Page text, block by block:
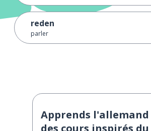
reden
parler
Apprends l'allemand
des cours inspirés du